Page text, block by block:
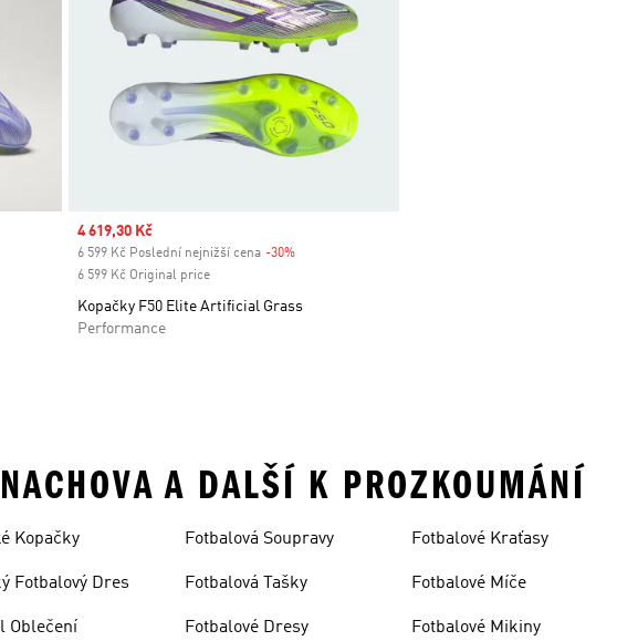
Sale price
4 619,30 Kč
6 599 Kč Poslední nejnižší cena -30%Discount
6 599 Kč Original price
Kopačky F50 Elite Artificial Grass
Performance
A DALŠÍ K PROZKOUMÁNÍ
Kopačky
Fotbalový Dres
Oblečení
Fotbalová Soupravy
Fotbalová Tašky
Fotbalové Dresy
Fotbalové Kraťasy
Fotbalové Míče
Fotbalové Mikiny